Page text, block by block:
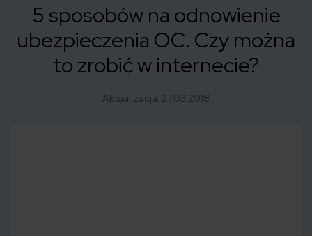
5 sposobów na odnowienie
ubezpieczenia OC. Czy można
to zrobić w internecie?
Aktualizacja: 27.03.2018